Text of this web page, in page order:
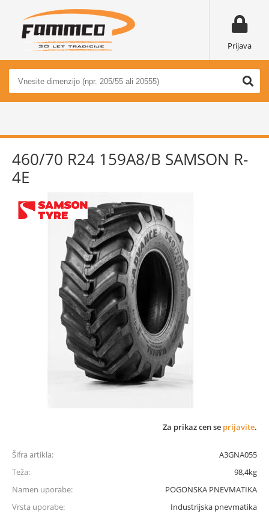
Prijava
460/70 R24 159A8/B SAMSON R-
4E
Za prikaz cen se prijavite.
Šifra artikla:
A3GNA055
Teža:
98,4kg
Namen uporabe:
POGONSKA PNEVMATIKA
Vrsta uporabe:
Industrijska pnevmatika